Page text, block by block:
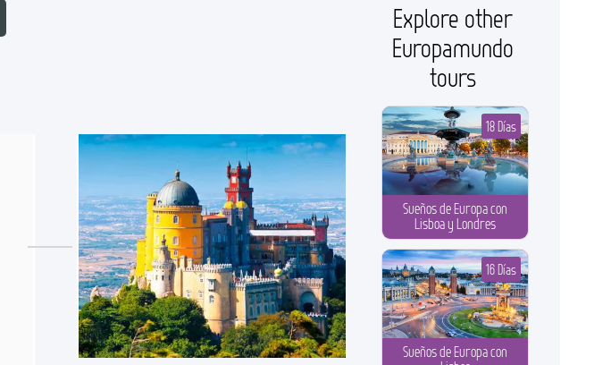
Explore other
Europamundo
tours
Sueños de Europa con
Lisboa y Londres
18 Días
Sueños de Europa con
16 Días